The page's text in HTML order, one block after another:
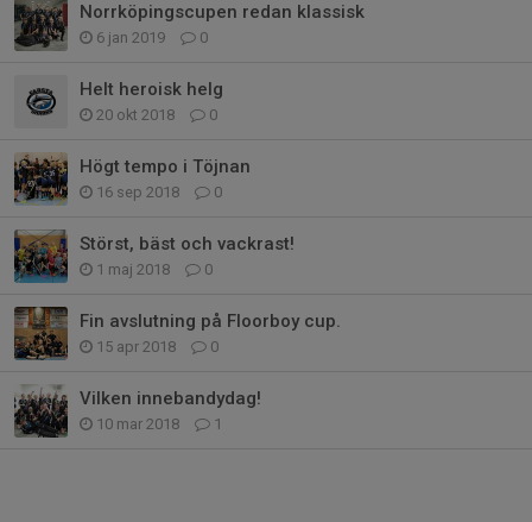
Norrköpingscupen redan klassisk
6 jan 2019 0
Helt heroisk helg
20 okt 2018 0
Högt tempo i Töjnan
16 sep 2018 0
Störst, bäst och vackrast!
1 maj 2018 0
Fin avslutning på Floorboy cup.
15 apr 2018 0
Vilken innebandydag!
10 mar 2018 1